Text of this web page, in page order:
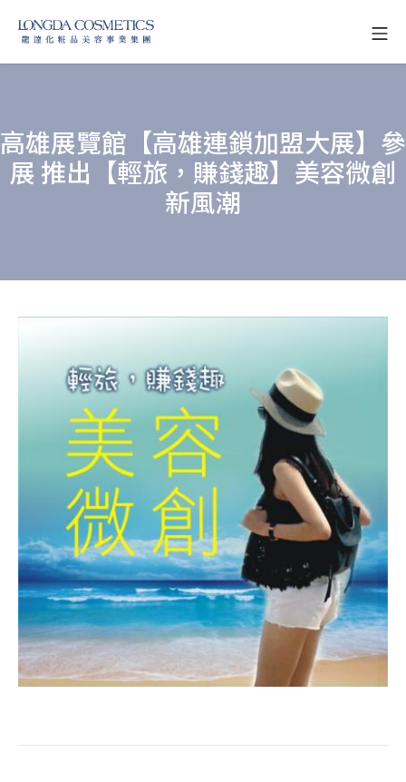
content
龍達化粧品美容事業
高雄展覽館【高雄連鎖加盟大展】參
展 推出【輕旅，賺錢趣】美容微創
新風潮